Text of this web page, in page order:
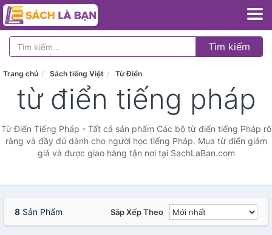
Tìm kiếm
Trang chủ Sách tiếng Việt Từ Điển
từ điển tiếng pháp
Từ Điển Tiếng Pháp - Tất cả sản phẩm Các bộ từ điển tiếng Pháp rõ
ràng và đầy đủ dành cho người học tiếng Pháp. Mua từ điển giảm
giá và được giao hàng tận nơi tại SachLaBan.com
8 Sản Phẩm Sắp Xếp Theo